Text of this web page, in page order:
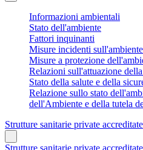
Informazioni ambientali
Stato dell'ambiente
Fattori inquinanti
Misure incidenti
Misure a protezione
Relazioni sull'attuazione
Stato della salute e della
Relazione sullo stato
dell'Ambiente e della tutela
Strutture sanitarie private accreditate
Strutture sanitarie private accreditate